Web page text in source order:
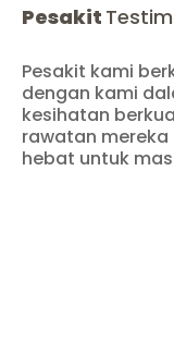
Pesakit
Pesakit kami
dengan kami
kesihatan
rawatan
hebat untuk